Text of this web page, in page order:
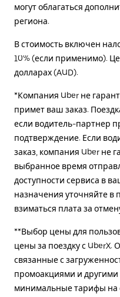
могут облагаться
региона.
В стоимость включен
10% (если применимо).
долларах (AUD).
*Компания Uber не
примет ваш заказ.
если водитель-партнер
подтверждение. Если
заказ, компания Uber не
выбранное время
доступности сервиса в
назначения уточняйте
взиматься плата за
**Выбор цены для
цены за поездку с
связанные с
промоакциями и
минимальные тарифы на